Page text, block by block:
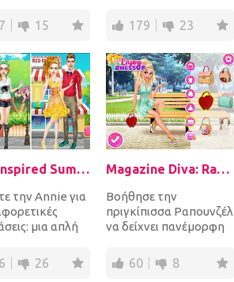
15
Δημιούργησε μια όμο...
179 23
Anne Inspired Summer Fashion
την Annie για
μια απλή
της...
26
Magazine Diva: Rapunzel
Βοήθησε την
πριγκίπισσα Ραπουνζέλ
να δείχνει πανέμορφη
που οι παπαράτσι την
κυνη...
60 8